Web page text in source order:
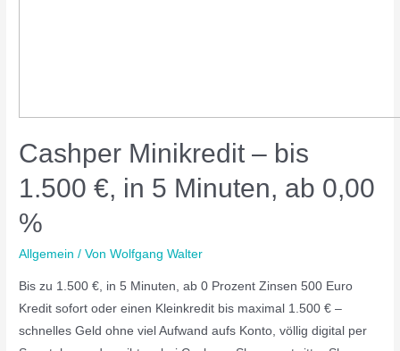
Cashper Minikredit – bis
1.500 €, in 5 Minuten, ab 0,00
%
Allgemein / VonWolfgang Walter
Bis zu 1.500 €, in 5 Minuten, ab 0 Prozent Zinsen 500 Euro
Kredit sofort oder einen Kleinkredit bis maximal 1.500 € –
schnelles Geld ohne viel Aufwand aufs Konto, völlig digital per